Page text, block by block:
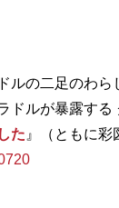
ルの二足のわら
ドルが暴露す
た 』（ともに